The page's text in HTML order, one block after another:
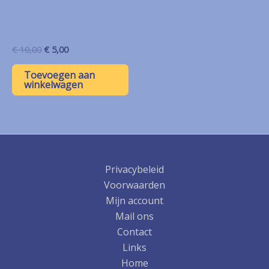
€10,00 Oorspronkelijke
was:
€ 10,00.
€ 5,00Huidige
is:
€ 5,00.
Toevoegen aan
winkelwagen
Privacybeleid
Voorwaarden
Mijn account
Mail ons
Contact
Links
Home